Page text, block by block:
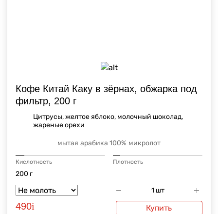
Кофе Китай Каку в зёрнах, обжарка под
фильтр, 200 г
Цитрусы, желтое яблоко, молочный шоколад,
жареные орехи
мытая арабика 100% микролот
Кислотность Плотность
200 г
490i Купить